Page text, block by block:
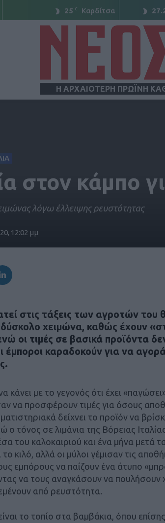
25 C Καρδίτσα
Η ΑΡΧΑΙΟΤΕΡΗ ΠΡΩΪΝΗ
στον κάμπο
λόγω έλλειψης ρευστότητας
12:02 μμ
στις τάξεις των αγροτών του
δύσκολο χειμώνα, καθώς έχουν
οι τιμές σε βασικά προϊόντα
έμποροι καραδοκούν για να
κάνει με το γεγονός ότι έχει
να προσφέρουν τιμές για όσους
δείχνει το προϊόν να
ο τόνος σε λιμάνια της Βόρειας
του καλοκαιριού και ένα μήνα μετά
κιλό, αλλά οι μύλοι γέμισαν τις
εμπόρους να παίζουν ένα άτυπο
να τους αναγκάσουν να πουλήσουν
από ρευστότητα.
το τοπίο στα βαμβάκια, όπου